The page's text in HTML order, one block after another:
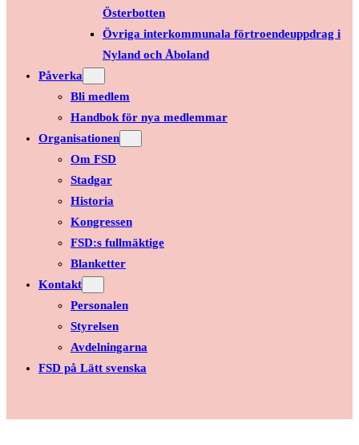
Österbotten
Övriga interkommunala förtroendeuppdrag i
Nyland och Åboland
Påverka
Bli medlem
Handbok för nya medlemmar
Organisationen
Om FSD
Stadgar
Historia
Kongressen
FSD:s fullmäktige
Blanketter
Kontakt
Personalen
Styrelsen
Avdelningarna
FSD på Lätt svenska